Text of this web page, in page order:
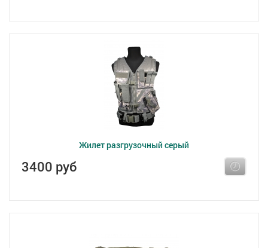
Жилет разгрузочный серый
3400 руб